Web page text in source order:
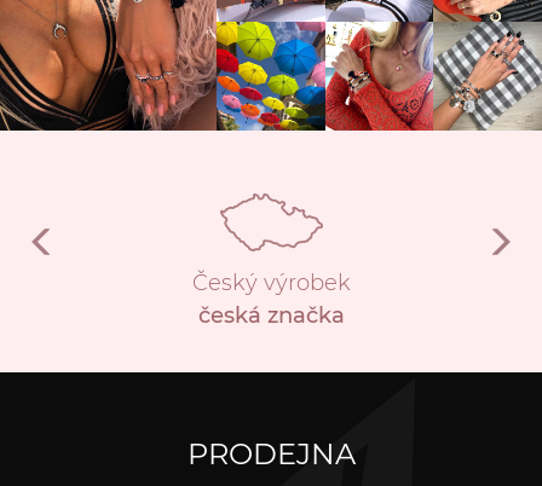
Český výrobek
česká značka
PRODEJNA